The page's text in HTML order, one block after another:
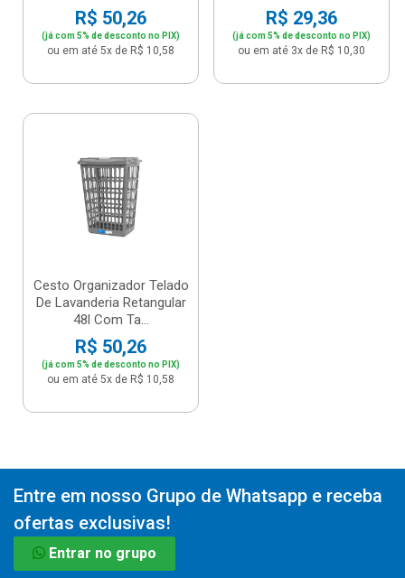
R$ 50,26
(já com 5% de desconto no PIX)
ou em até 5x de R$ 10,58
R$ 29,36
(já com 5% de desconto no PIX)
ou em até 3x de R$ 10,30
Cesto Organizador Telado
De Lavanderia Retangular
48l Com Ta...
R$ 50,26
(já com 5% de desconto no PIX)
ou em até 5x de R$ 10,58
Entre em nosso Grupo de Whatsapp e receba
ofertas exclusivas!
Entrar no grupo